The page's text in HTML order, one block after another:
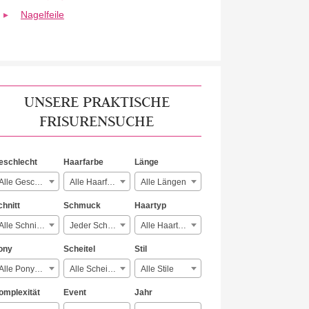
Nagelfeile
UNSERE PRAKTISCHE
FRISURENSUCHE
Alle Geschlechter
Haarfarbe
Alle Haarfarben
Länge
Alle Längen
Alle Schnitte
Schmuck
Jeder Schmuck
Haartyp
Alle Haartypen
Alle Ponyarten
Scheitel
Alle Scheitelarten
Stil
Alle Stile
Event Jahr